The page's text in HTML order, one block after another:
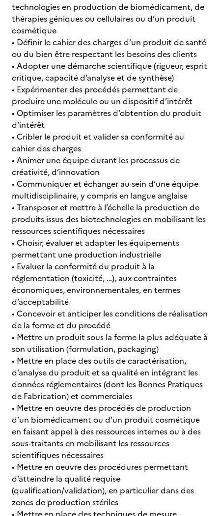
technologies en production de biomédicament, de
thérapies géniques ou cellulaires ou d’un produit
cosmétique
• Définir le cahier des charges d’un produit de santé
ou du bien être respectant les besoins des clients
• Adopter une démarche scientifique (rigueur, esprit
critique, capacité d’analyse et de synthèse)
• Expérimenter des procédés permettant de
produire une molécule ou un dispositif d’intérêt
• Optimiser les paramètres d’obtention du produit
d’intérêt
• Cribler le produit et valider sa conformité au
cahier des charges
• Animer une équipe durant les processus de
créativité, d’innovation
• Communiquer et échanger au sein d’une équipe
multidisciplinaire, y compris en langue anglaise
• Transposer et mettre à l’échelle la production de
produits issus des biotechnologies en mobilisant les
ressources scientifiques nécessaires
• Choisir, évaluer et adapter les équipements
permettant une production industrielle
• Evaluer la conformité du produit à la
réglementation (toxicité, …), aux contraintes
économiques, environnementales, en termes
d’acceptabilité
• Concevoir et anticiper les conditions de réalisation
de la forme et du procédé
• Mettre un produit sous la forme la plus adéquate à
son utilisation (formulation, packaging)
• Mettre en place des outils de caractérisation,
d’analyse du produit et sa qualité en intégrant les
données réglementaires (dont les Bonnes Pratiques
de Fabrication) et commerciales
• Mettre en oeuvre des procédés de production
d’un biomédicament ou d’un produit cosmétique
en faisant appel à des ressources internes ou à des
sous-traitants en mobilisant les ressources
scientifiques nécessaires
• Mettre en oeuvre des procédures permettant
d’atteindre la qualité requise
(qualification/validation), en particulier dans des
zones de production stériles